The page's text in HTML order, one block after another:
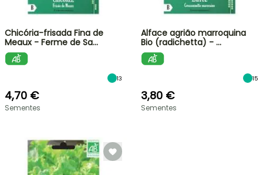
Chicória-frisada Fina de
Meaux - Ferme de Sa…
13
4,70 €
Sementes
Alface agrião marroquina
Bio (radichetta) - …
15
3,80 €
Sementes